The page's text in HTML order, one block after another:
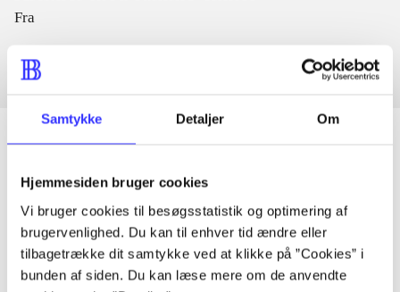
Samtykke Detaljer Om
Hjemmesiden bruger cookies
Vi bruger cookies til besøgsstatistik og optimering af
brugervenlighed. Du kan til enhver tid ændre eller
tilbagetrække dit samtykke ved at klikke på ”Cookies” i
bunden af siden. Du kan læse mere om de anvendte
Fra
Artikler
Alle registrerede artikler fordelt på udgivelser
...